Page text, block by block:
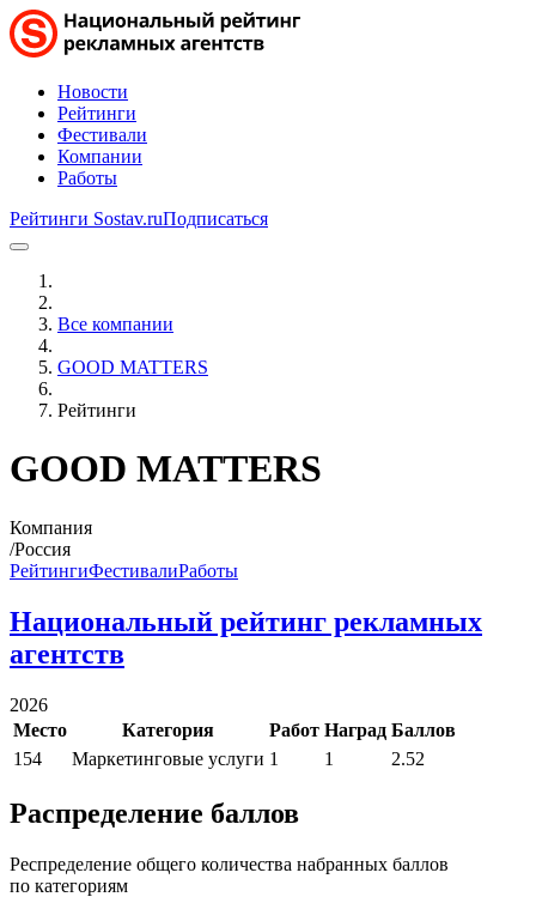
Новости
Рейтинги
Фестивали
Компании
Работы
Рейтинги Sostav.ruПодписаться
Все компании
GOOD MATTERS
Рейтинги
GOOD MATTERS
Компания
/Россия
РейтингиФестивалиРаботы
Национальный рейтинг рекламных
агентств
2026
Место
Категория Работ Наград Баллов
154
Маркетинговые услуги 1 1 2.52
Распределение баллов
Респределение общего количества набранных баллов
по категориям